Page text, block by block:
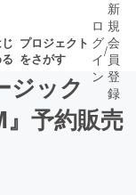
プロジェクト
をさがす
近いプ
ロ
グ
イ
ン
/
新
規
会
員
登
録
ジック
』予約販売